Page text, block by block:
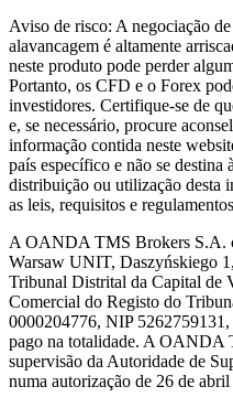
Aviso de risco: A negociação
alavancagem é altamente
neste produto pode perder
Portanto, os CFD e o Forex
investidores. Certifique-se de
e, se necessário, procure
informação contida neste
país específico e não se destina
distribuição ou utilização desta
as leis, requisitos e
A OANDA TMS Brokers S.A.
Warsaw UNIT, Daszyńskiego
Tribunal Distrital da Capital de
Comercial do Registo do
0000204776, NIP
pago na totalidade. A OANDA
supervisão da Autoridade de
numa autorização de 26 de